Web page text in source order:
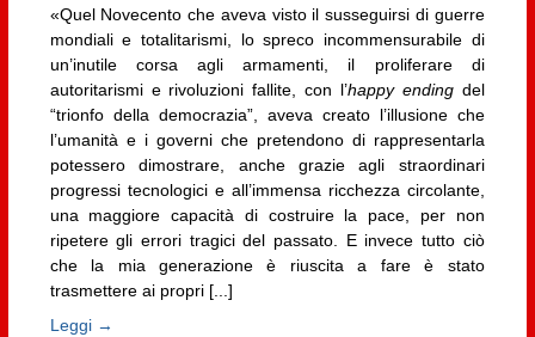
«Quel Novecento che aveva visto il susseguirsi di guerre
mondiali e totalitarismi, lo spreco incommensurabile di
un’inutile corsa agli armamenti, il proliferare di
autoritarismi e rivoluzioni fallite, con l’happy endingdel
“trionfo della democrazia”, aveva creato l’illusione che
l’umanità e i governi che pretendono di rappresentarla
potessero dimostrare, anche grazie agli straordinari
progressi tecnologici e all’immensa ricchezza circolante,
una maggiore capacità di costruire la pace, per non
ripetere gli errori tragici del passato. E invece tutto ciò
che la mia generazione è riuscita a fare è stato
trasmettere ai propri [...]
Leggi →